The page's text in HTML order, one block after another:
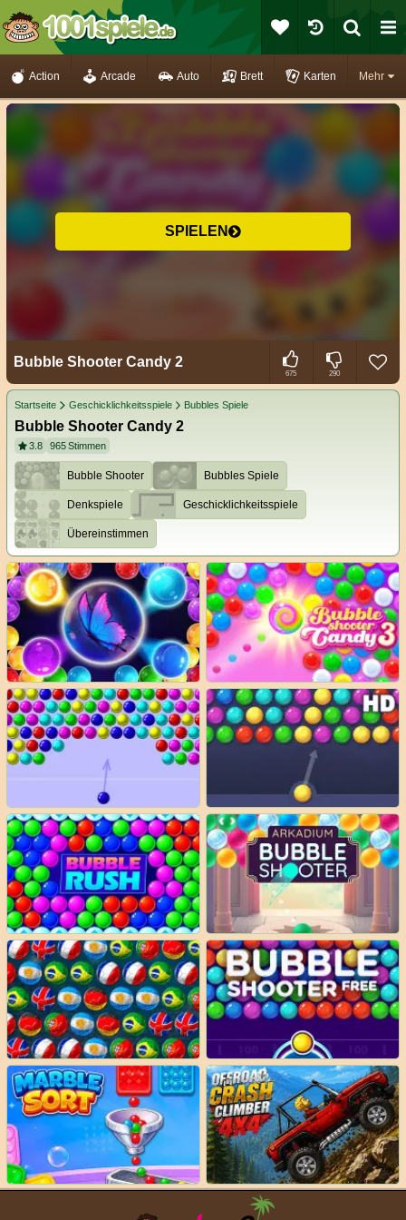
Mehr
Action Arcade Auto Brett Karten
SPIELEN
Bubble Shooter Candy 2
675 290
Startseite Geschicklichkeitsspiele Bubbles Spiele
Bubble Shooter Candy 2
3.8 965Stimmen
Bubble Shooter Bubbles Spiele
Denkspiele Geschicklichkeitsspiele
Übereinstimmen